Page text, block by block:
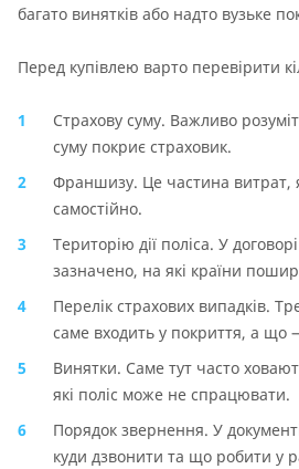
багато винятків або надто вузьке
Перед купівлею варто перевірити
Страхову суму. Важливо
суму покриє страховик.
Франшизу. Це частина витрат,
самостійно.
Територію дії поліса. У
зазначено, на які країни
Перелік страхових випадків.
саме входить у покриття, а що
Винятки. Саме тут часто
які поліс може не спрацювати.
Порядок звернення. У
куди дзвонити та що робити у